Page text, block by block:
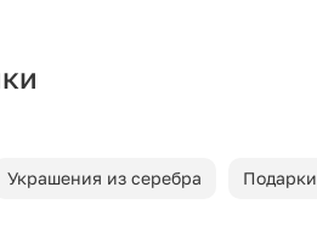
Украшения из серебра